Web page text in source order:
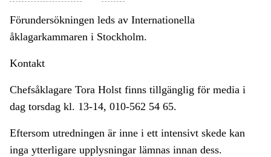
Förundersökningen leds av Internationella
åklagarkammaren i Stockholm.
Kontakt
Chefsåklagare Tora Holst finns tillgänglig för media i
dag torsdag kl. 13-14, 010-562 54 65.
Eftersom utredningen är inne i ett intensivt skede kan
inga ytterligare upplysningar lämnas innan dess.